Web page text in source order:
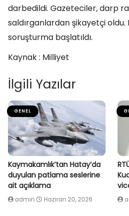
darbedildi. Gazeteciler, darp
saldırganlardan şikayetçi oldu.
soruşturma başlatıldı.
Kaynak : Milliyet
İlgili Yazılar
GENEL
Kaymakamlık’tan Hatay’da
duyulan patlama seslerine
ait açıklama
admin Haziran 20, 2026